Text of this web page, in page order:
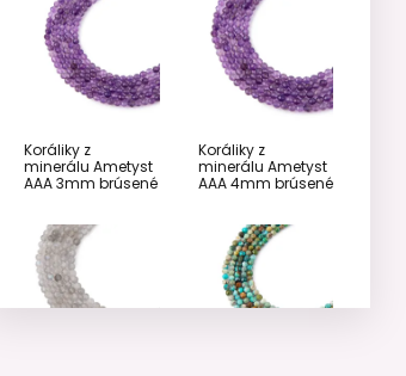
Koráliky z
minerálu Ametyst
AAA 3mm brúsené
Koráliky z
minerálu Ametyst
AAA 4mm brúsené